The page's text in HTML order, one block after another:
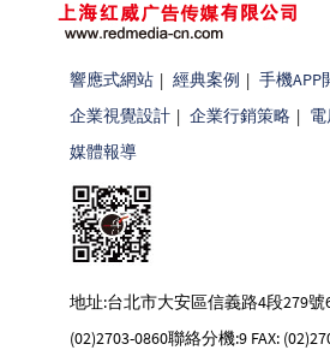
響應式網站 | 經典案例 | 手機APP
企業視覺設計 | 企業行銷策略 |
媒體報導
地址:台北市大安區信義路4段279號
(02)2703-0860聯絡分機:9 FAX: